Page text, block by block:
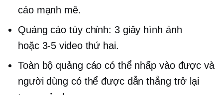
cáo mạnh mẽ.
Quảng cáo tùy chỉnh: 3 giây hình ảnh
hoặc 3-5 video thứ hai.
Toàn bộ quảng cáo có thể nhấp vào được và
người dùng có thể được dẫn thẳng trở lại